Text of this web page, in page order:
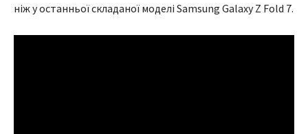
ніж у останньої складаної моделі Samsung Galaxy Z Fold 7.